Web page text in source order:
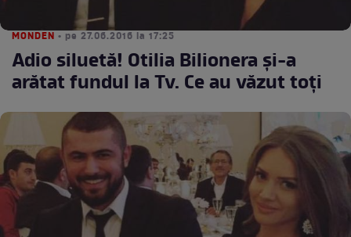
MONDEN • pe 27.06.2016 la 17:25
Adio siluetă! Otilia Bilionera şi-a
arătat fundul la Tv. Ce au văzut toţi